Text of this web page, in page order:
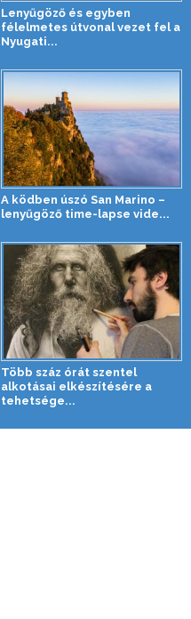
Lenyűgöző és egyben
félelmetes útvonal vezet fel a
Nyugati...
A ködben úszó San Marino –
lenyűgöző time-lapse vide...
Több száz órát szentel
alkotásai elkészítésére a
tehetsége...